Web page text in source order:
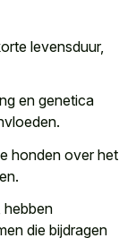
levensduur,
en genetica
honden over het
.
hebben
die bijdragen